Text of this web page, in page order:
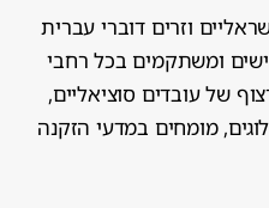
וזרים דוברי עברית
ומשתקמים בכל רחבי
של עובדים סוציאליים,
מומחים במדעי הזקנה